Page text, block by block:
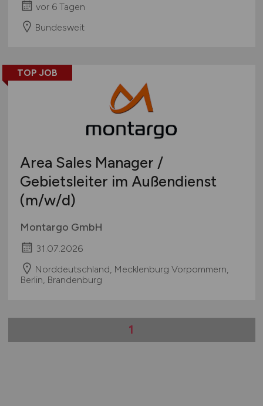
vor 6 Tagen
Bundesweit
TOP JOB
Area Sales Manager /
Gebietsleiter im Außendienst
(m/w/d)
Montargo GmbH
31.07.2026
Norddeutschland, Mecklenburg Vorpommern,
Berlin, Brandenburg
1